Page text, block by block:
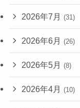
2026年7月 (31)
2026年6月 (26)
2026年5月 (8)
2026年4月 (10)